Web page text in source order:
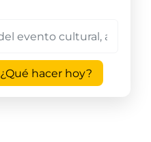
¿Qué hacer hoy?